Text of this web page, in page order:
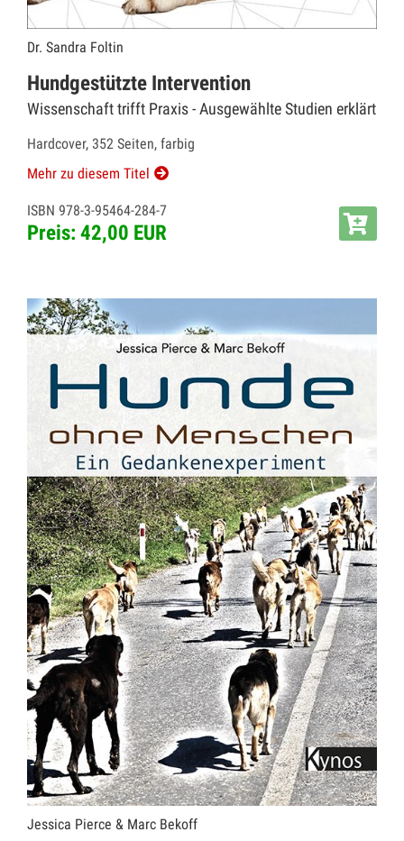
Dr. Sandra Foltin
Hundgestützte Intervention
Wissenschaft trifft Praxis - Ausgewählte Studien erklärt
Hardcover, 352 Seiten, farbig
Mehr zu diesem Titel
ISBN 978-3-95464-284-7
Preis: 42,00 EUR
Jessica Pierce & Marc Bekoff